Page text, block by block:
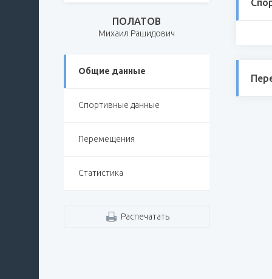
ПОЛАТОВ
Михаил Рашидович
Общие данные
Спортивные данные
Перемещения
Статистика
Распечатать